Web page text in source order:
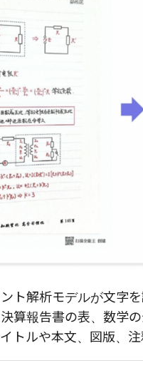
ト解析モデルが文字
算報告書の表、数学
トルや本文、図版、